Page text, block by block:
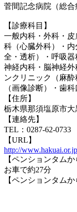
菅間記念病院（総合
【診療科目】
一般内科・外科・
科（心臓外科）・
全・透析）・呼吸器
神経内科・脳神経
ンクリニック（麻
（画像診断）・歯
【住所】
栃木県那須塩原市大
【連絡先】
TEL：0287-62-0733
【URL】
http://
【ペンションタムか
お車で約27分
【ペンションタム